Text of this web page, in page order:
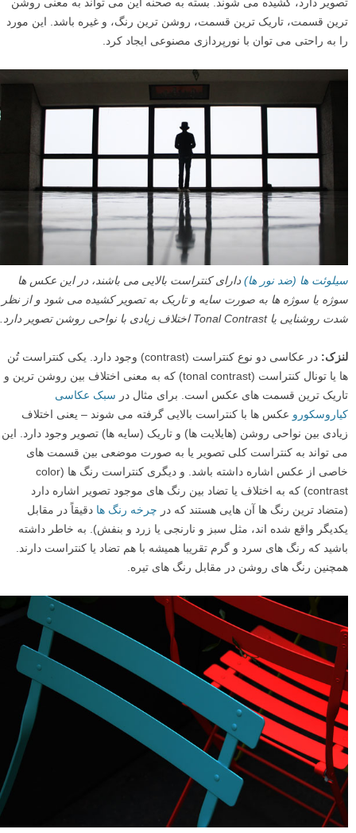
ما به عنوان انسان های باسواد به دنبال حروف و الگوها هستیم و سعی داریم
به آنها معنی ببخشیم. چشم های ما به سمت هر نوع نشانه یا متنی در تصویر
داشته باشید اگر واقعا می خواهید که تمرکز بر روی چیز دیگری باشد از قرار
دادن متن در عکس اجتناب کنید.
کنتراست
چشم های ما به طور طبیعی به سمت قسمتی که بالاترین کنتراست را در
تصویر دارد، کشیده می شوند. بسته به صحنه این می تواند به معنی روشن
ترین قسمت، تاریک ترین قسمت، روشن ترین رنگ، و غیره باشد. این مورد
را به راحتی می توان با نورپردازی مصنوعی ایجاد کرد.
سیلوئت ها (ضد نور ها)
دارای کنتراست بالایی می باشند، در این عکس ها
سوژه یا سوژه ها به صورت سایه و تاریک به تصویر کشیده می شود و از نظر
شدت روشنایی یا Tonal Contrast اختلاف زیادی با نواحی روشن تصویر دارد.
لنزک: